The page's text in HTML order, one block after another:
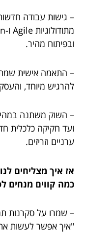
– גישות עבודה
ובפיתוח מהיר.
– התאמה אישית
להרגיש מיוחד,
– השוק משתנה
ועד חקיקה כלכלית
ערניים וזריזים.
אז איך מצליחים
כמה קווים מנחים
– שמרו על סקרנות
"איך אפשר לעשות